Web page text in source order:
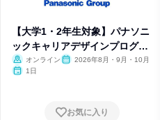
【大学1・2年生対象】パナソニ
ックキャリアデザインプログラ
ム
オンライン
2026年8月・9月・10月
1日
お気に入り